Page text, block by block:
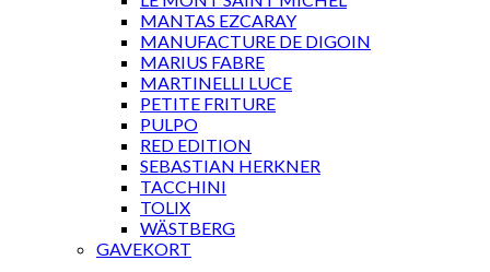
MANTAS EZCARAY
MANUFACTURE DE DIGOIN
MARIUS FABRE
MARTINELLI LUCE
PETITE FRITURE
PULPO
RED EDITION
SEBASTIAN HERKNER
TACCHINI
TOLIX
WÄSTBERG
GAVEKORT